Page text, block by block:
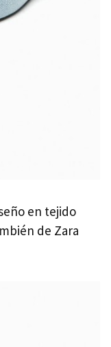
en tejido
de Zara